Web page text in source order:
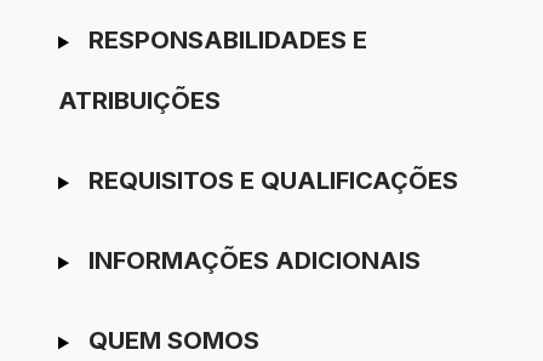
RESPONSABILIDADES E
ATRIBUIÇÕES
REQUISITOS E QUALIFICAÇÕES
INFORMAÇÕES ADICIONAIS
QUEM SOMOS